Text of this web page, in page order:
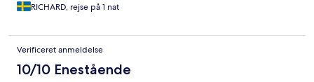
RICHARD, rejse på 1 nat
Verificeret anmeldelse
10/10 Enestående